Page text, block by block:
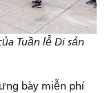
Tuần lễ Di sản
bày miễn phí